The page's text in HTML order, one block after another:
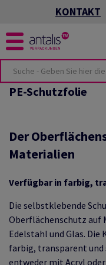
KONTAKT
& PALETTEN
PE-Schutzfolie
Der
Materialien
Verfügbar in farbig,
Die selbstklebende
Oberflächenschutz
Edelstahl und Glas.
farbig, transparent
entweder mit Acryl